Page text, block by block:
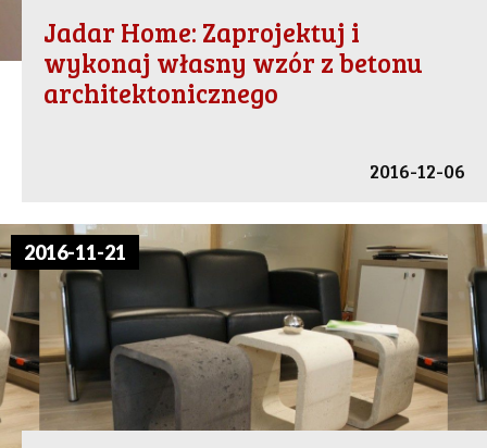
Jadar Home: Zaprojektuj i
wykonaj własny wzór z betonu
architektonicznego
2016-12-06
2016-11-21